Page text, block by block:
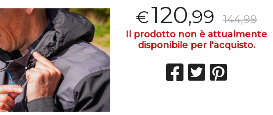
€120,99 144,99
Il prodotto non è attualmente
disponibile per l'acquisto.